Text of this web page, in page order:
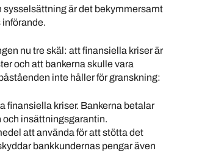
sysselsättning är det bekymmersamt
införande.
nu tre skäl: att finansiella kriser är
och att bankerna skulle vara
inte håller för granskning:
finansiella kriser. Bankerna betalar
och insättningsgarantin.
att använda för att stötta det
bankkundernas pengar även